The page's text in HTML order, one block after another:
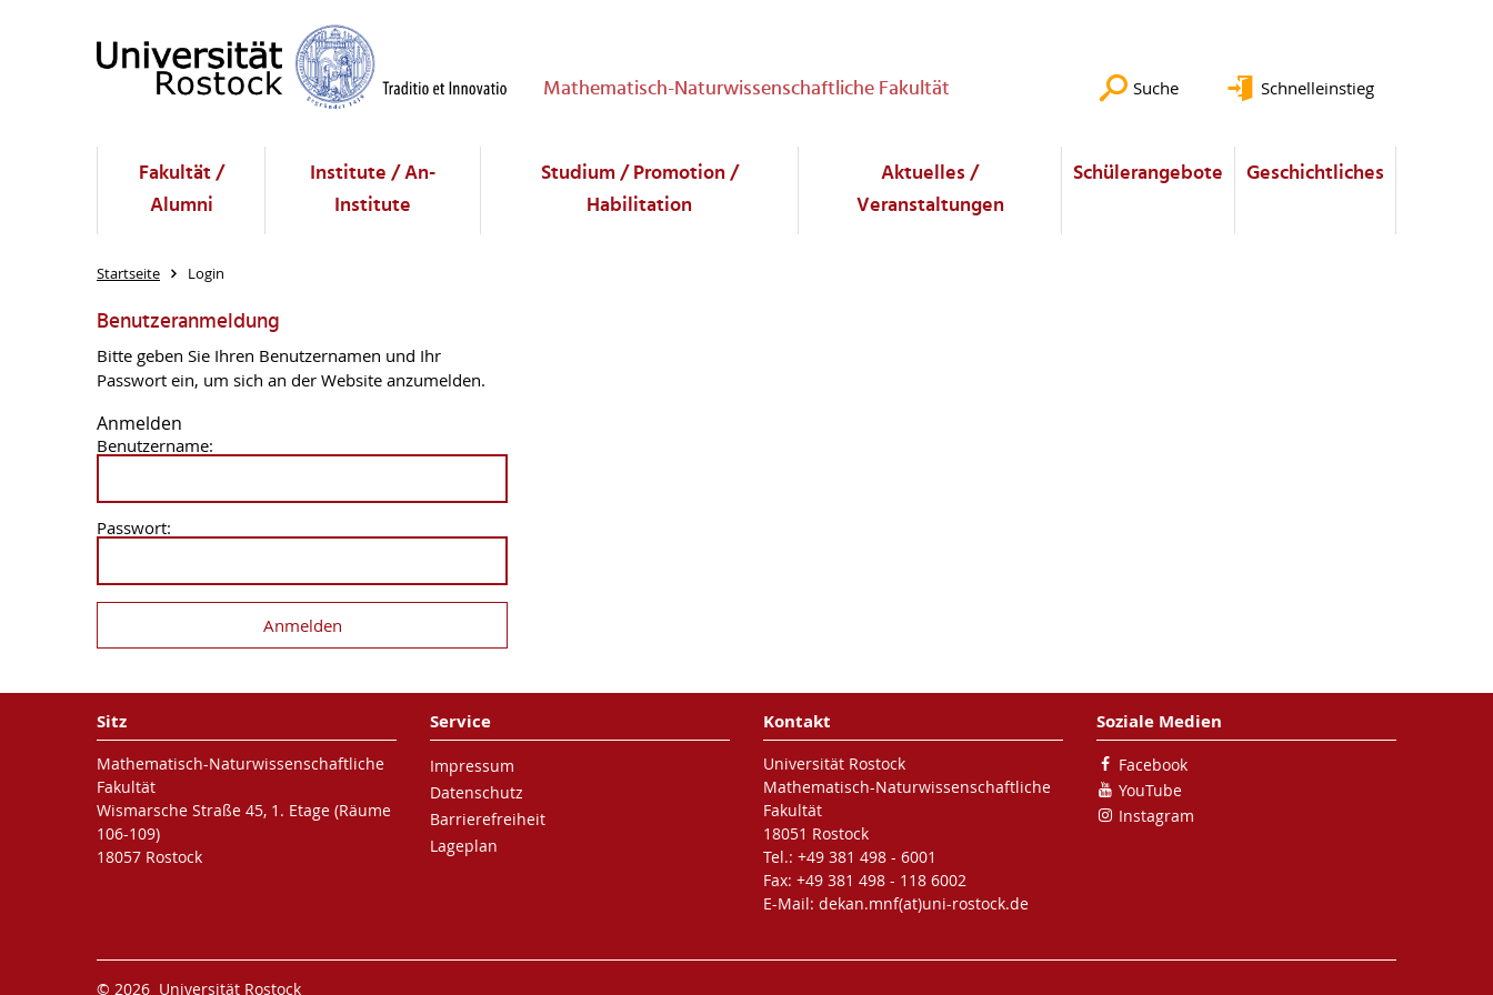
Mathematisch-Naturwissenschaftliche Fakultät Suche Schnelleinstieg
Fakultät /
Alumni
Institute / An-
Institute
Studium / Promotion /
Habilitation
Aktuelles /
Veranstaltungen
Schülerangebote Geschichtliches
Startseite Login
Benutzeranmeldung
Bitte geben Sie Ihren Benutzernamen und Ihr
Passwort ein, um sich an der Website anzumelden.
Anmelden
Benutzername:
Passwort:
Sitz
Mathematisch-Naturwissenschaftliche
Fakultät
Wismarsche Straße 45, 1. Etage (Räume
106-109)
18057 Rostock
Service
Impressum
Datenschutz
Barrierefreiheit
Lageplan
Kontakt
Universität Rostock
Mathematisch-Naturwissenschaftliche
Fakultät
18051 Rostock
Tel.: +49 381 498 - 6001
Fax: +49 381 498 - 118 6002
E-Mail: dekan.mnf(at)uni-rostock.de
Soziale Medien
Facebook
YouTube
Instagram
© 2026 Universität Rostock